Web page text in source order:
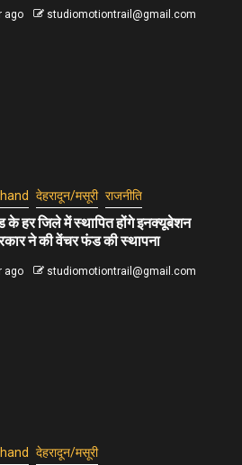
ago studiomotiontrail@gmail.com
देहरादून/मसूरी राजनीति
के हर जिले में स्थापित होंगे इनक्यूबेशन
ने की वेंचर फंड की स्थापना
ago studiomotiontrail@gmail.com
देहरादून/मसूरी